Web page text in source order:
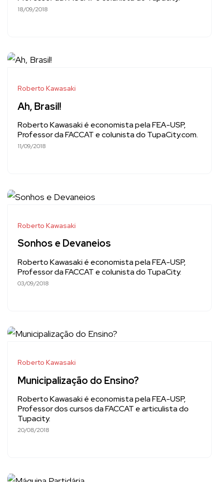
18/09/2018
Roberto Kawasaki
Ah, Brasil!
Roberto Kawasaki é economista pela FEA-USP,
Professor da FACCAT e colunista do TupaCity.com.
11/09/2018
Roberto Kawasaki
Sonhos e Devaneios
Roberto Kawasaki é economista pela FEA-USP,
Professor da FACCAT e colunista do TupaCity.
03/09/2018
Roberto Kawasaki
Municipalização do Ensino?
Roberto Kawasaki é economista pela FEA-USP,
Professor dos cursos da FACCAT e articulista do
Tupacity.
20/08/2018